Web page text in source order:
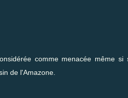
comme menacée même
de l'Amazone.